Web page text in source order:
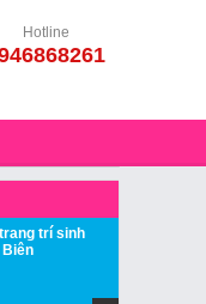
Hotline
trí sinh
Biên